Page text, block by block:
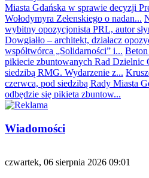
Miasta Gdańska w sprawie decyzji
Wołodymyra Zełenskiego o nadan...
wybitny opozycjonista PRL, autor
Dowgiałło – architekt, działacz
współtwórca „Solidarności” i...
pikiecie zbuntowanych Rad Dzielnic
siedzibą RMG. Wydarzenie z...
czerwca, pod siedzibą Rady Miasta
odbędzie się pikieta zbuntow...
Wiadomości
czwartek, 06 sierpnia 2026 09:01